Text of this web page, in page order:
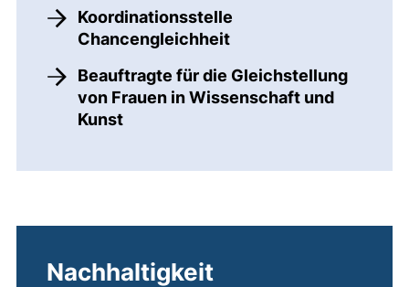
Koordinationsstelle
Chancengleichheit
Beauftragte für die Gleichstellung
von Frauen in Wissenschaft und
Kunst
Nachhaltigkeit